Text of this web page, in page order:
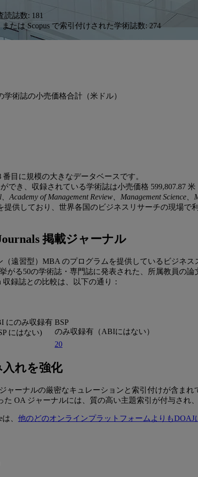
読誌数: 181
たは Scopus で索引付けされた学術誌数: 274
術誌の小売価格合計（米ドル）
番目に規模の大きなデータベースです。
でき、収録されている学術誌は小売価格 599,807.87 米
Academy of Management Review、Management Science
供しており、世界各国のビジネスリサーチの現場で
掲載ジャーナル
遠習型）MBA のプログラムを提供しているビジネ
がる50の学術誌・専門誌に発表された、所属教員の
収録誌との比較は、以下の通り：
にのみ収録有
にはない)
BSP
のみ収録有（ABIにはない）
20
れを強化
ャーナルの厳密なキュレーションと索引付けが含ま
OA ジャーナルには、質の高い主題索引が付与され
、 他のどのオンラインプラットフォームよりもDOAJ